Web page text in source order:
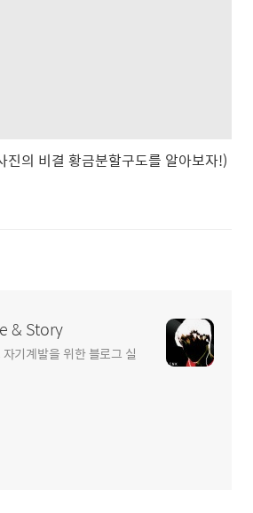
진의 비결 황금분할구도를 알아보자!)
& Story
기계발을 위한 블로그 실